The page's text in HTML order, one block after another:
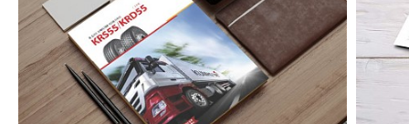
금호타이어 타이어저널광고